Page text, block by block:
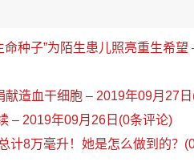
命种子”为陌生患儿照亮重生希
献造血干细胞 – 2019年09月27
– 2019年09月26日(0条评论)
计8万毫升！她是怎么做到的？